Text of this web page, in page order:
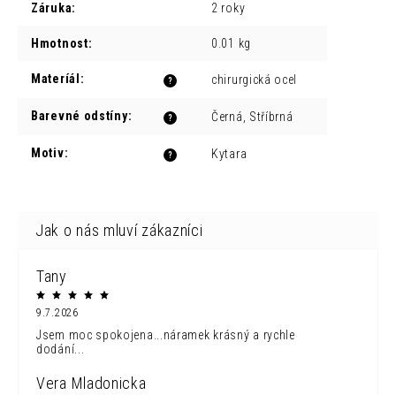
Záruka: 2 roky
Hmotnost: 0.01 kg
?
Materíál : chirurgická ocel
?
Barevné odstíny: Černá, Stříbrná
?
Motiv: Kytara
Tany
9.7.2026
Jsem moc spokojena...náramek krásný a rychle
dodání...
Vera Mladonicka